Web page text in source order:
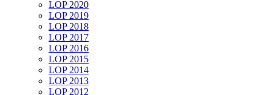
LOP 2020
LOP 2019
LOP 2018
LOP 2017
LOP 2016
LOP 2015
LOP 2014
LOP 2013
LOP 2012